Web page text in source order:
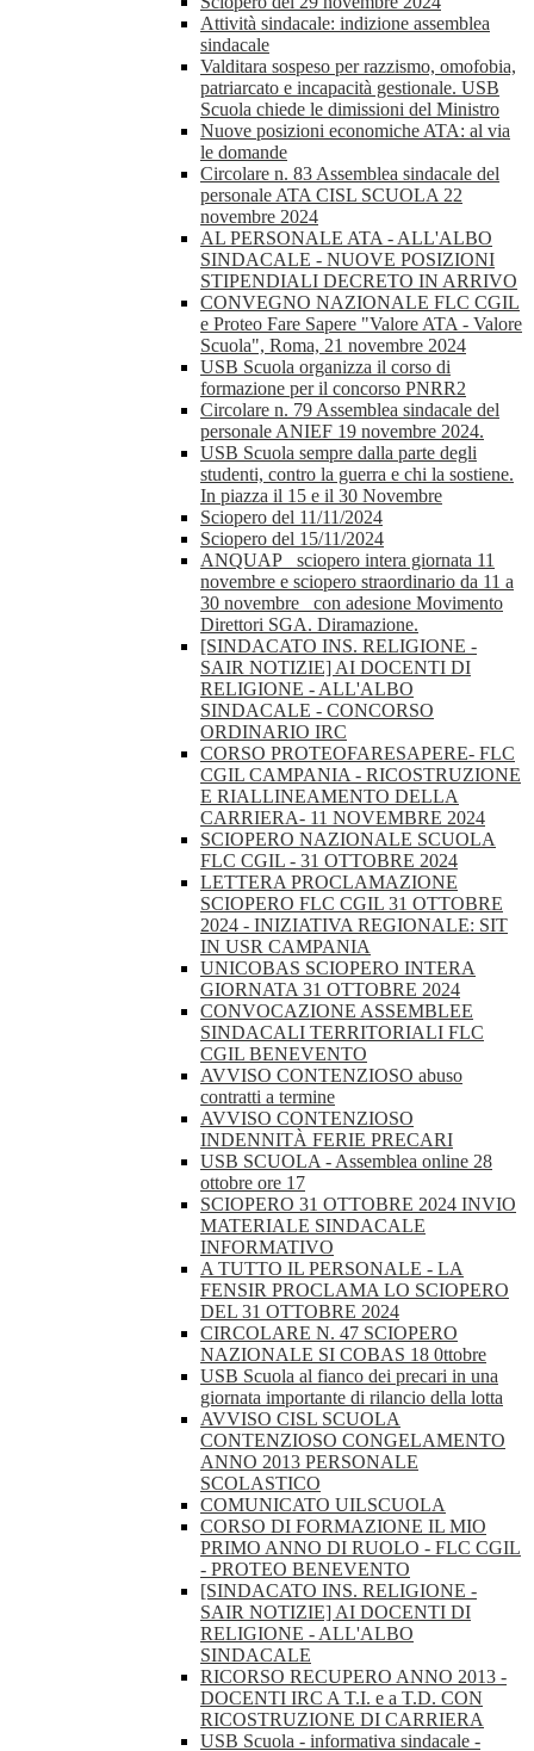
Attività sindacale: indizione assemblea
sindacale
Valditara sospeso per razzismo, omofobia,
patriarcato e incapacità gestionale. USB
Scuola chiede le dimissioni del Ministro
Nuove posizioni economiche ATA: al via
le domande
Circolare n. 83 Assemblea sindacale del
personale ATA CISL SCUOLA 22
novembre 2024
AL PERSONALE ATA - ALL'ALBO
SINDACALE - NUOVE POSIZIONI
STIPENDIALI DECRETO IN ARRIVO
CONVEGNO NAZIONALE FLC CGIL
e Proteo Fare Sapere "Valore ATA - Valore
Scuola", Roma, 21 novembre 2024
USB Scuola organizza il corso di
formazione per il concorso PNRR2
Circolare n. 79 Assemblea sindacale del
personale ANIEF 19 novembre 2024.
USB Scuola sempre dalla parte degli
studenti, contro la guerra e chi la sostiene.
In piazza il 15 e il 30 Novembre
Sciopero del 11/11/2024
Sciopero del 15/11/2024
ANQUAP_ sciopero intera giornata 11
novembre e sciopero straordinario da 11 a
30 novembre_ con adesione Movimento
Direttori SGA. Diramazione.
[SINDACATO INS. RELIGIONE -
SAIR NOTIZIE] AI DOCENTI DI
RELIGIONE - ALL'ALBO
SINDACALE - CONCORSO
ORDINARIO IRC
CORSO PROTEOFARESAPERE- FLC
CGIL CAMPANIA - RICOSTRUZIONE
E RIALLINEAMENTO DELLA
CARRIERA- 11 NOVEMBRE 2024
SCIOPERO NAZIONALE SCUOLA
FLC CGIL - 31 OTTOBRE 2024
LETTERA PROCLAMAZIONE
SCIOPERO FLC CGIL 31 OTTOBRE
2024 - INIZIATIVA REGIONALE: SIT
IN USR CAMPANIA
UNICOBAS SCIOPERO INTERA
GIORNATA 31 OTTOBRE 2024
CONVOCAZIONE ASSEMBLEE
SINDACALI TERRITORIALI FLC
CGIL BENEVENTO
AVVISO CONTENZIOSO abuso
contratti a termine
AVVISO CONTENZIOSO
INDENNITÀ FERIE PRECARI
USB SCUOLA - Assemblea online 28
ottobre ore 17
SCIOPERO 31 OTTOBRE 2024 INVIO
MATERIALE SINDACALE
INFORMATIVO
A TUTTO IL PERSONALE - LA
FENSIR PROCLAMA LO SCIOPERO
DEL 31 OTTOBRE 2024
CIRCOLARE N. 47 SCIOPERO
NAZIONALE SI COBAS 18 0ttobre
USB Scuola al fianco dei precari in una
giornata importante di rilancio della lotta
AVVISO CISL SCUOLA
CONTENZIOSO CONGELAMENTO
ANNO 2013 PERSONALE
SCOLASTICO
COMUNICATO UILSCUOLA
CORSO DI FORMAZIONE IL MIO
PRIMO ANNO DI RUOLO - FLC CGIL
- PROTEO BENEVENTO
[SINDACATO INS. RELIGIONE -
SAIR NOTIZIE] AI DOCENTI DI
RELIGIONE - ALL'ALBO
SINDACALE
RICORSO RECUPERO ANNO 2013 -
DOCENTI IRC A T.I. e a T.D. CON
RICOSTRUZIONE DI CARRIERA
USB Scuola - informativa sindacale -